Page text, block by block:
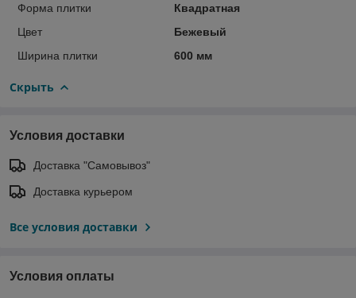
Форма плитки
Квадратная
Цвет
Бежевый
Ширина плитки
600 мм
Скрыть
Условия доставки
Доставка "Самовывоз"
Доставка курьером
Все условия доставки
Условия оплаты